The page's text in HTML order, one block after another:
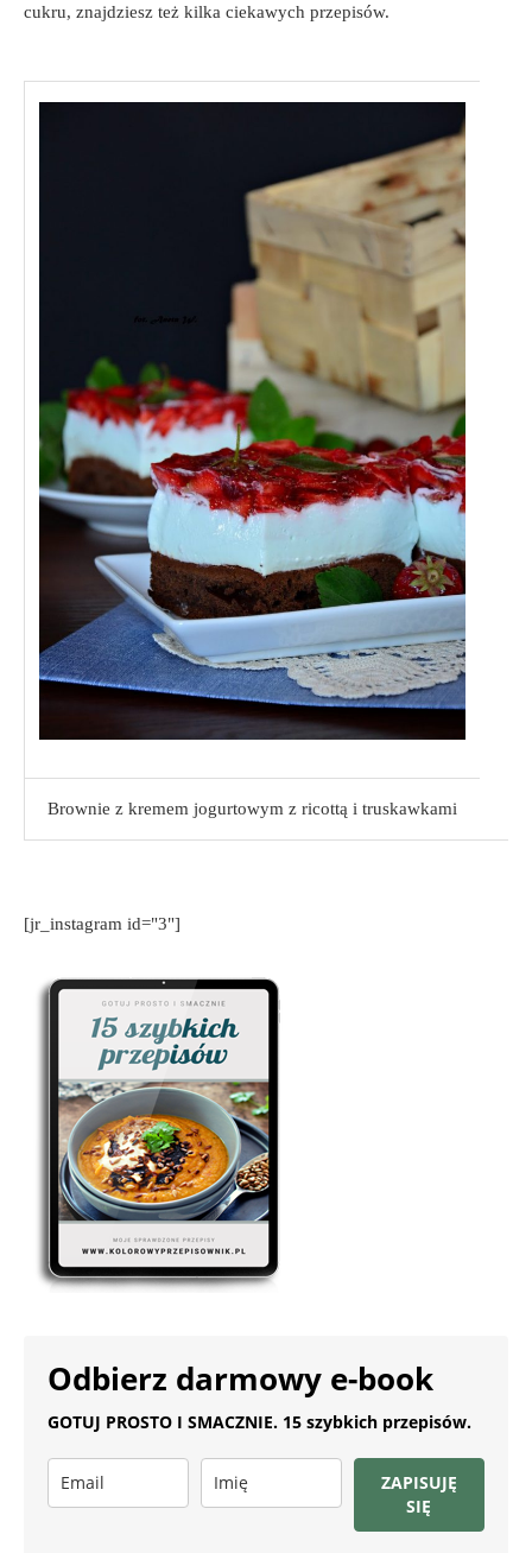
cukru, znajdziesz też kilka ciekawych przepisów.
Brownie z kremem jogurtowym z ricottą i truskawkami
[jr_instagram id="3"]
Odbierz darmowy e-book
GOTUJ PROSTO I SMACZNIE. 15 szybkich przepisów.
ZAPISUJĘ
SIĘ